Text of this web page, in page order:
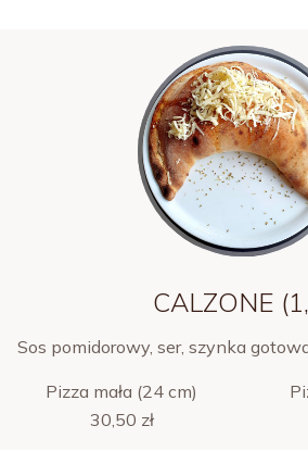
CALZONE
Sos pomidorowy, ser, szynka
Pizza mała (24 cm)
30,50 zł